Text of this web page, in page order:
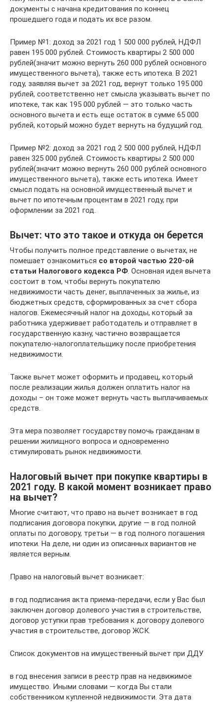
документы с начана кредитования по коннец
прошедшего года и подать их все разом.
Пример №1: доход за 2021 год 1 500 000 рублей, НДФЛ
равен 195 000 рублей. Стоимость квартиры 2 500 000
рублей(значит можно вернуть 260 000 рублей основного
имущественного вычета), также есть ипотека. В 2021
году, заявляя вычет за 2021 год, вернут только 195 000
рублей, соответственно нет смысла указывать вычет по
ипотеке, так как 195 000 рублей — это только часть
основного вычета и есть еще остаток в сумме 65 000
рублей, который можно будет вернуть на будущий год.
Пример №2: доход за 2021 год 2 500 000 рублей, НДФЛ
равен 325 000 рублей. Стоимость квартиры 2 500 000
рублей(значит можно вернуть 260 000 рублей основного
имущественного вычета), также есть ипотека. Имеет
смысл подать на основной имущественный вычет и
вычет по ипотечным процентам в 2021 году, при
оформлении за 2021 год.
Вычет: что это такое и откуда он берется
Чтобы получить полное представление о вычетах, не
помешает ознакомиться со второй частью 220-ой
статьи Налогового кодекса РФ . Основная идея вычета
состоит в том, чтобы вернуть покупателю
недвижимости часть денег, выплаченных за жилье, из
бюджетных средств, сформированных за счет сбора
налогов. Ежемесячный налог на доходы, который за
работника удерживает работодатель и отправляет в
государственную казну, частично возвращается
покупателю-налогоплательщику после приобретения
недвижимости.
Также вычет может оформить и продавец, который
после реализации жилья должен оплатить налог на
доходы – он тоже может вернуть часть выплачиваемых
средств.
Эта мера позволяет государству помочь гражданам в
решении жилищного вопроса и одновременно
стимулировать рынок недвижимости.
Налоговый вычет при покупке квартиры в
2021 году. В какой момент возникает право
на вычет?
Многие считают, что право на вычет возникает в год
подписания договора покупки, другие — в год полной
оплаты по договору, третьи — в год полного погашения
ипотеки. На деле, ни один из описанных вариантов не
является верным.
Право на налоговый вычет возникает:
в год подписания акта приема-передачи, если у Вас был
заключен договор долевого участия в строительстве,
договор уступки прав требования к договору долевого
участия в строительстве, договор ЖСК.
Список документов на имущественный вычет при ДДУ
в год внесения записи в реестр прав на недвижимое
имущество. Иными словами — когда Вы стали
собственником купленной недвижимости. Эта дата